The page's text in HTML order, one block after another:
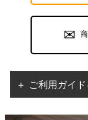
＋ ご利用ガイ